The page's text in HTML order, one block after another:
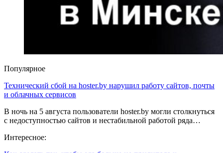
Популярное
Технический сбой на hoster.by нарушил работу сайтов, почты
и облачных сервисов
В ночь на 5 августа пользователи hoster.by могли столкнуться
с недоступностью сайтов и нестабильной работой ряда…
Интересное: